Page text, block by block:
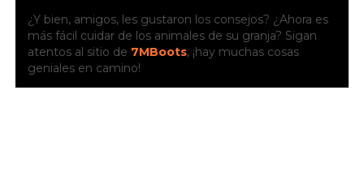
¿Y bien, amigos, les gustaron los consejos? ¿Ahora es
más fácil cuidar de los animales de su granja? Sigan
atentos al sitio de 7MBoots, ¡hay muchas cosas
geniales en camino!